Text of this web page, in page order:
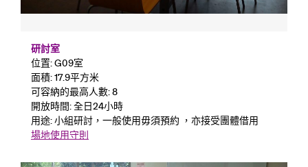
研討室
位置: G09室
面積: 17.9平方米
可容納的最高人數: 8
開放時間: 全日24小時
用途: 小組研討，一般使用毋須預約 ，亦接受團體借用
場地使用守則